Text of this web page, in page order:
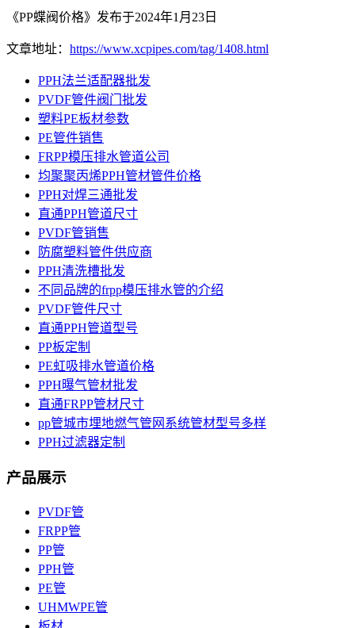
《PP蝶阀价格》发布于2024年1月23日
文章地址： https://www.xcpipes.com/tag/1408.html
PPH法兰适配器批发
PVDF管件阀门批发
塑料PE板材参数
PE管件销售
FRPP模压排水管道公司
均聚聚丙烯PPH管材管件价格
PPH对焊三通批发
直通PPH管道尺寸
PVDF管销售
防腐塑料管件供应商
PPH清洗槽批发
不同品牌的frpp模压排水管的介绍
PVDF管件尺寸
直通PPH管道型号
PP板定制
PE虹吸排水管道价格
PPH曝气管材批发
直通FRPP管材尺寸
pp管城市埋地燃气管网系统管材型号多样
PPH过滤器定制
产品展示
PVDF管
FRPP管
PP管
PPH管
PE管
UHMWPE管